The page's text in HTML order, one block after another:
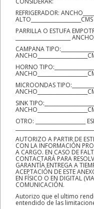
REFRIGERADOR:
PARRILLA O ESTUFA
______________________
CAMPANA
HORNO
MICROONDAS
SINK
OTRO: ____________________
AUTORIZO A PARTIR DE
CON LA INFORMACIÓN
A CARGO. EN CASO DE
CONTACTARÁ PARA
GARANTÍA ENTREGA A
ACEPTACIÓN DE ESTE
EN FÍSICO O EN DIGITAL
COMUNICACIÓN.
Autorizo que el ultimo
entendido de las